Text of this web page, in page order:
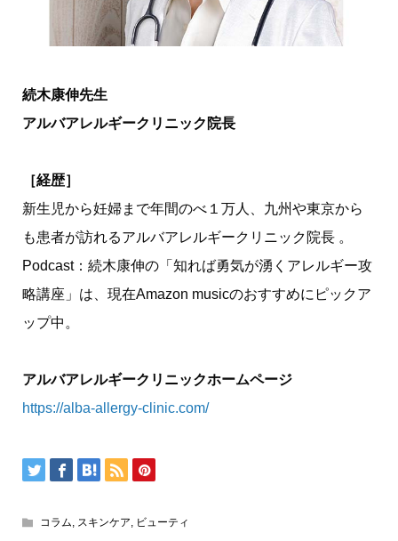
続木康伸先生
アルバアレルギークリニック院長
［経歴］
新生児から妊婦まで年間のべ１万人、九州や東京から
も患者が訪れるアルバアレルギークリニック院長 。
Podcast：続木康伸の「知れば勇気が湧くアレルギー攻
略講座」は、現在Amazon musicのおすすめにピックア
ップ中。
アルバアレルギークリニックホームページ
https://alba-allergy-clinic.com/
コラム, スキンケア, ビューティ